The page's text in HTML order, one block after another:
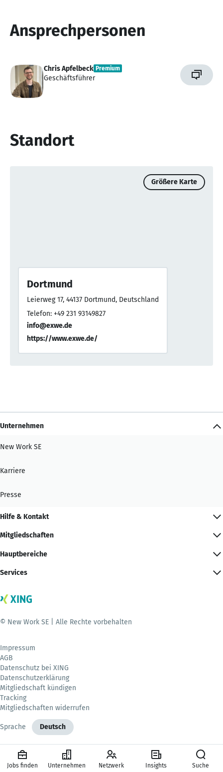
Ansprechpersonen
Chris Apfelbeck Premium
Geschäftsführer
Standort
Größere Karte
Dortmund
Leierweg 17, 44137 Dortmund, Deutschland
Telefon: +49 231 93149827
info@exwe.de
https://www.exwe.de/
Unternehmen
New Work SE
Karriere
Presse
Hilfe & Kontakt
Mitgliedschaften
Hauptbereiche
Services
© New Work SE | Alle Rechte vorbehalten
Impressum
AGB
Datenschutz bei XING
Datenschutzerklärung
Mitgliedschaft kündigen
Tracking
Mitgliedschaften widerrufen
Sprache Deutsch
Jobs finden Unternehmen Netzwerk Insights Suche